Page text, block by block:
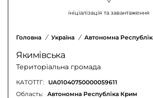
ініціалізація та завантаження
Головна / Україна / Автономна
Якимівська
Територіальна громада
КАТОТТГ: UA01040750000059611
Область: Автономна Республіка Крим